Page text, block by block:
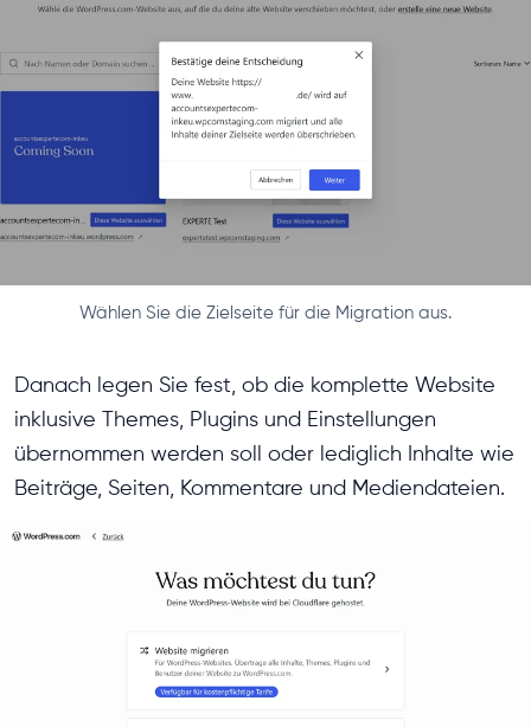
Wählen Sie die Zielseite für die Migration aus.
Danach legen Sie fest, ob die komplette Website
inklusive Themes, Plugins und Einstellungen
übernommen werden soll oder lediglich Inhalte wie
Beiträge, Seiten, Kommentare und Mediendateien.